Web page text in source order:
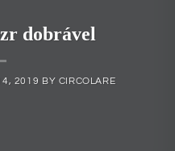
dobrável
2019 BY CIRCOLARE